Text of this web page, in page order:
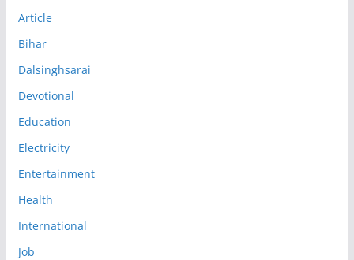
Article
Bihar
Dalsinghsarai
Devotional
Education
Electricity
Entertainment
Health
International
Job